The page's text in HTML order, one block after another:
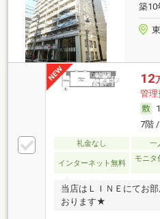
築10
12
管理
7階
礼金なし 一
インターネット無料
モニタ
当店はＬＩＮＥにてお
おります★